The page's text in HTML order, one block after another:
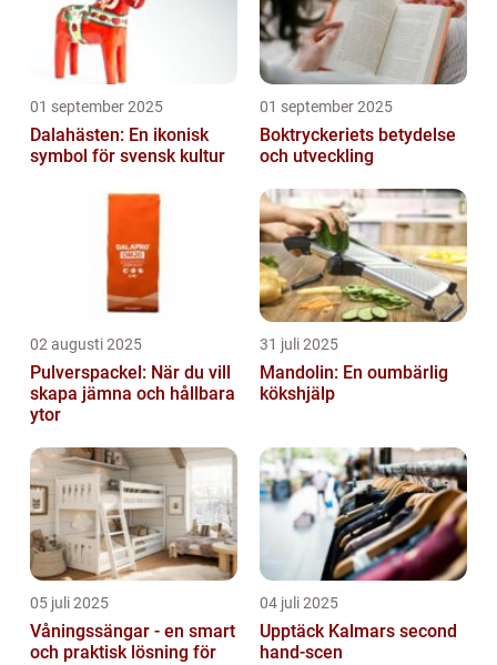
01 september 2025
Dalahästen: En ikonisk
symbol för svensk kultur
01 september 2025
Boktryckeriets betydelse
och utveckling
02 augusti 2025
Pulverspackel: När du vill
skapa jämna och hållbara
ytor
31 juli 2025
Mandolin: En oumbärlig
kökshjälp
05 juli 2025
Våningssängar - en smart
och praktisk lösning för
04 juli 2025
Upptäck Kalmars second
hand-scen